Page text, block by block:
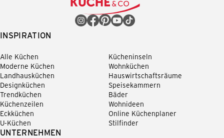
INSPIRATION
Alle Küchen
Moderne Küchen
Landhausküchen
Designküchen
Trendküchen
Küchenzeilen
Eckküchen
U-Küchen
Kücheninseln
Wohnküchen
Hauswirtschaftsräume
Speisekammern
Bäder
Wohnideen
Online Küchenplaner
Stilfinder
UNTERNEHMEN